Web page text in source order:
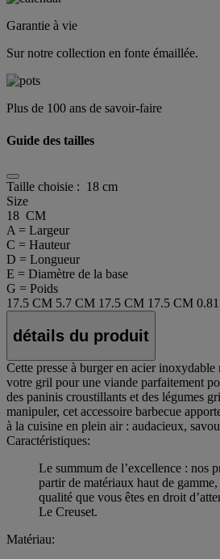
Garantie à vie
Sur notre collection en fonte émaillée.
Plus de 100 ans de savoir-faire
Guide des tailles
Taille choisie : 18 cm
Size
18 CM
A = Largeur
C = Hauteur
D = Longueur
E = Diamètre de la base
G = Poids
17.5 CM 5.7 CM 17.5 CM 17.5 CM
détails du produit
Cette presse à burger en acier
votre gril pour une viande parfaitement
des paninis croustillants et des légumes
manipuler, cet accessoire barbecue
à la cuisine en plein air : audacieux,
Caractéristiques:
Le summum de l’excellence : nos
partir de matériaux haut de
qualité que vous êtes en droit
Le Creuset.
Matériau: